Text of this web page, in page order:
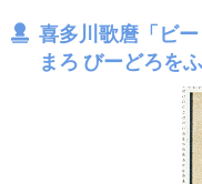
喜多川歌麿「ビ
まろ びーどろを